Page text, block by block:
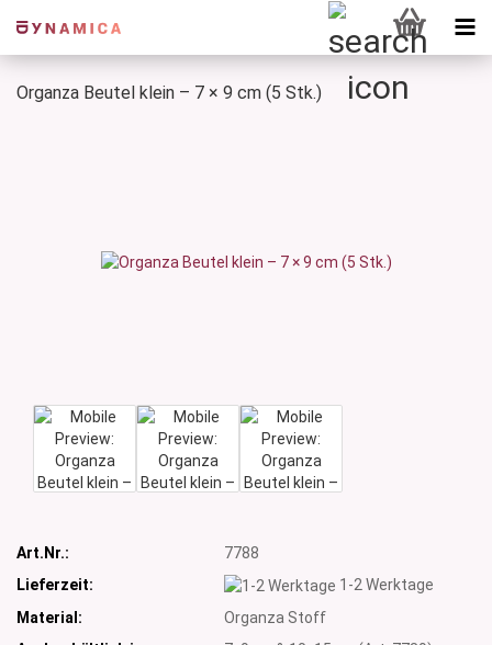
Organza Beutel klein – 7 × 9 cm (5 Stk.)
Art.Nr.:
7788
Lieferzeit:
1-2 Werktage
Material:
Organza Stoff